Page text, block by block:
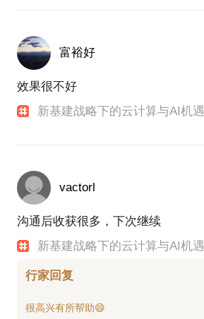
富裕好
效果很不好
新基建战略下的云计算与AI机遇
vactorl
沟通后收获很多，下次继续
新基建战略下的云计算与AI机遇
行家回复